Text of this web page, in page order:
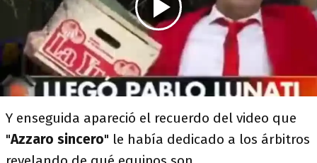
Y enseguida apareció el recuerdo del video que
"Azzaro sincero" le había dedicado a los árbitros